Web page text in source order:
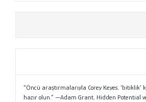
“Öncü araştırmalarıyla Corey Keyes,
hazır olun.” —Adam Grant, Hidden Potential